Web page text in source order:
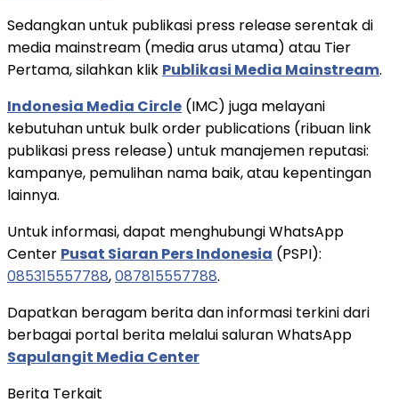
Sedangkan untuk publikasi press release serentak di
media mainstream (media arus utama) atau Tier
Pertama, silahkan klik Publikasi Media Mainstream.
Indonesia Media Circle (IMC) juga melayani
kebutuhan untuk bulk order publications (ribuan link
publikasi press release) untuk manajemen reputasi:
kampanye, pemulihan nama baik, atau kepentingan
lainnya.
Untuk informasi, dapat menghubungi WhatsApp
Center Pusat Siaran Pers Indonesia (PSPI):
085315557788,087815557788.
Dapatkan beragam berita dan informasi terkini dari
berbagai portal berita melalui saluran WhatsApp
Sapulangit Media Center
Berita Terkait